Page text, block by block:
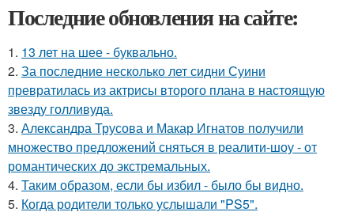
Последние обновления на сайте:
1. 13 лет на шее - буквально.
2. За последние несколько лет сидни Суини
превратилась из актрисы второго плана в настоящую
звезду голливуда.
3. Александра Трусова и Макар Игнатов получили
множество предложений сняться в реалити-шоу - от
романтических до экстремальных.
4. Таким образом, если бы избил - было бы видно.
5. Когда родители только услышали "PS5".